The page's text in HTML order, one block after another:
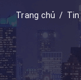
Trang chủ /